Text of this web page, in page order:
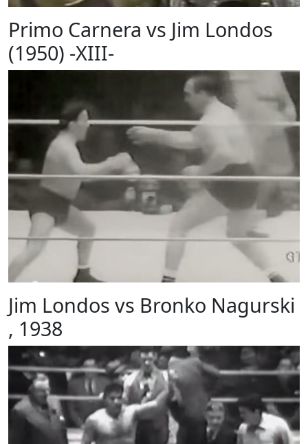
Primo Carnera vs Jim Londos
(1950) -XIII-
Jim Londos vs Bronko Nagurski
, 1938